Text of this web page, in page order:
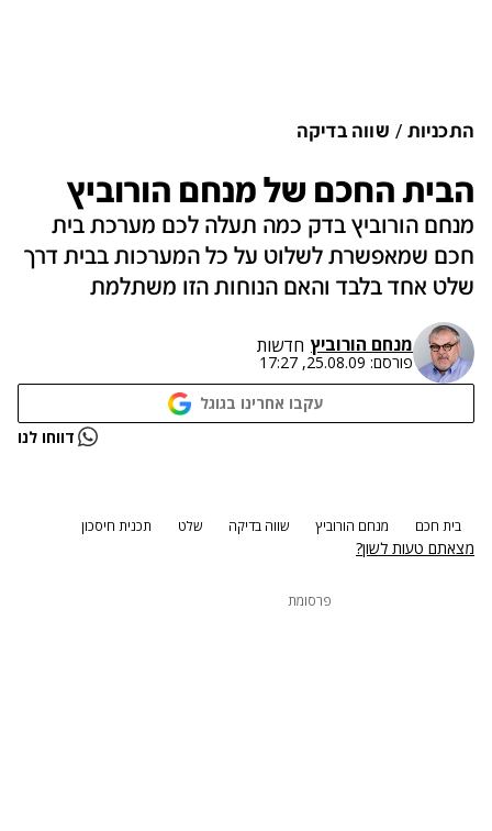
התכניות שווה בדיקה
הבית החכם של מנחם הורוביץ
מנחם הורוביץ בדק כמה תעלה לכם מערכת בית
חכם שמאפשרת לשלוט על כל המערכות בבית דרך
שלט אחד בלבד והאם הנוחות הזו משתלמת
מנחם הורוביץ חדשות
פורסם: 25.08.09, 17:27
עקבו אחרינו בגוגל
נתקלנו בבעיה דווחו לנו
בית חכם מנחם הורוביץ שווה בדיקה שלט תכנית חיסכון
מצאתם טעות לשון?
פרסומת